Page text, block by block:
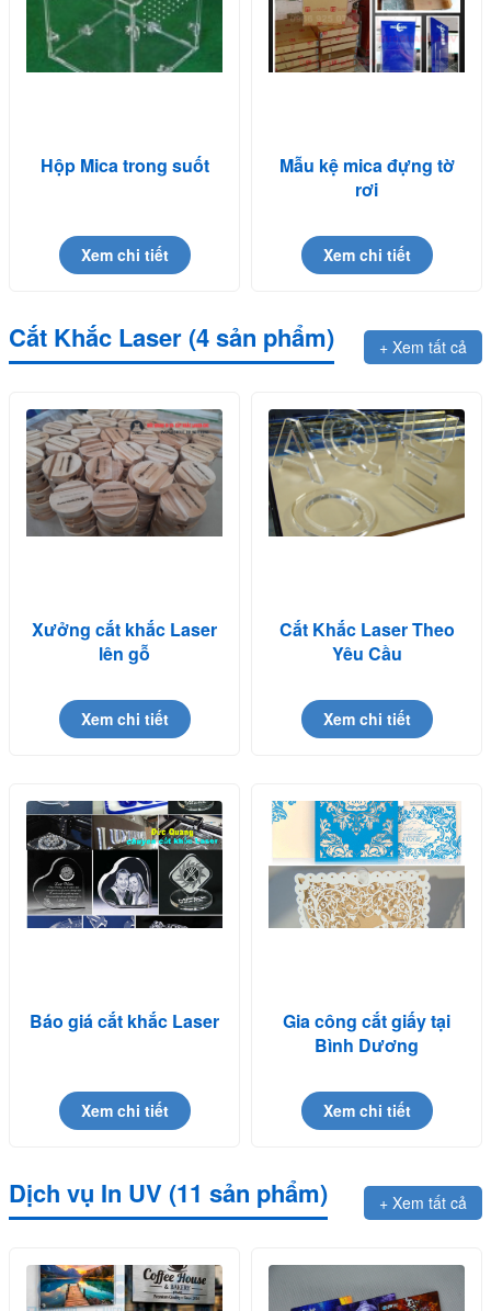
Hộp Mica trong suốt
Xem chi tiết
Mẫu kệ mica đựng tờ
rơi
Xem chi tiết
Cắt Khắc Laser (4 sản phẩm) + Xem tất cả
Xưởng cắt khắc Laser
lên gỗ
Xem chi tiết
Cắt Khắc Laser Theo
Yêu Cầu
Xem chi tiết
Báo giá cắt khắc Laser
Xem chi tiết
Gia công cắt giấy tại
Bình Dương
Xem chi tiết
Dịch vụ In UV (11 sản phẩm) + Xem tất cả